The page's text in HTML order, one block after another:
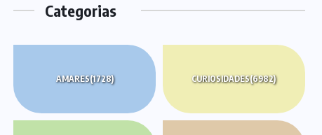
Categorias
AMARES(1728) CURIOSIDADES(6982)